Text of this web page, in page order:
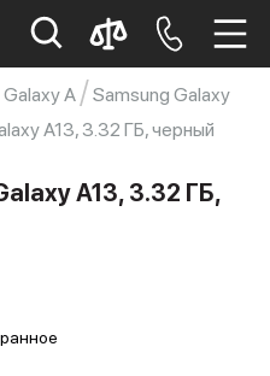
s23
s23 ultra
A
Samsung Galaxy
A13, 3.32 ГБ, черный
A13, 3.32 ГБ,